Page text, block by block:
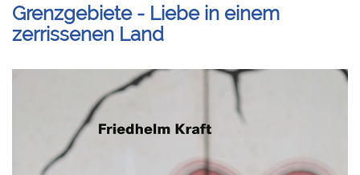
Grenzgebiete - Liebe in einem
zerrissenen Land